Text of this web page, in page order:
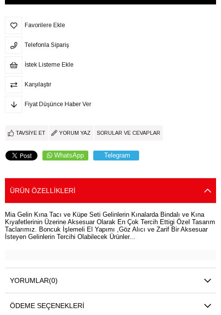
Favorilere Ekle
Telefonla Sipariş
İstek Listeme Ekle
Karşılaştır
Fiyat Düşünce Haber Ver
TAVSIYE ET YORUM YAZ SORULAR VE CEVAPLAR
WhatsApp Telegram
ÜRÜN ÖZELLIKLERI
Mia Gelin Kına Tacı ve Küpe Seti Gelinlerin Kınalarda Bindalı ve Kına
Kıyafetlerinin Üzerine Aksesuar Olarak En Çok Tercih Ettigi Özel Tasarım
Taclarımız. Boncuk İşlemeli El Yapımı ,Göz Alıcı ve Zarif Bir Aksesuar
İsteyen Gelinlerin Tercihi Olabilecek Ürünler...
YORUMLAR(0)
ÖDEME SEÇENEKLERI